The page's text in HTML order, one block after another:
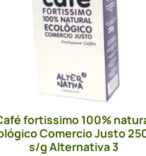
fortissimo 100%
Comercio Justo
s/g Alternativa 3